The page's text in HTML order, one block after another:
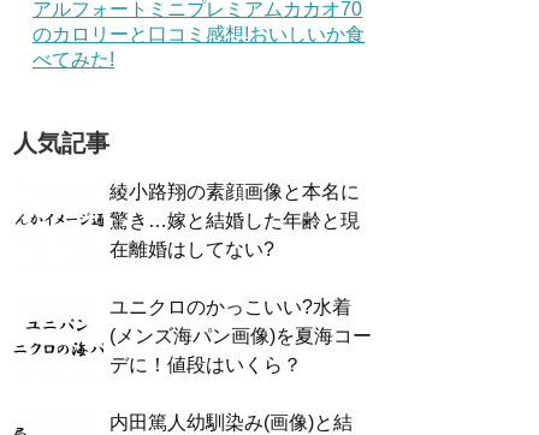
アルフォートミニプレミアムカカオ70
のカロリーと口コミ感想!おいしいか食
べてみた!
人気記事
綾小路翔の素顔画像と本名に
驚き…嫁と結婚した年齢と現
在離婚はしてない?
ユニクロのかっこいい?水着
(メンズ海パン画像)を夏海コー
デに！値段はいくら？
内田篤人幼馴染み(画像)と結